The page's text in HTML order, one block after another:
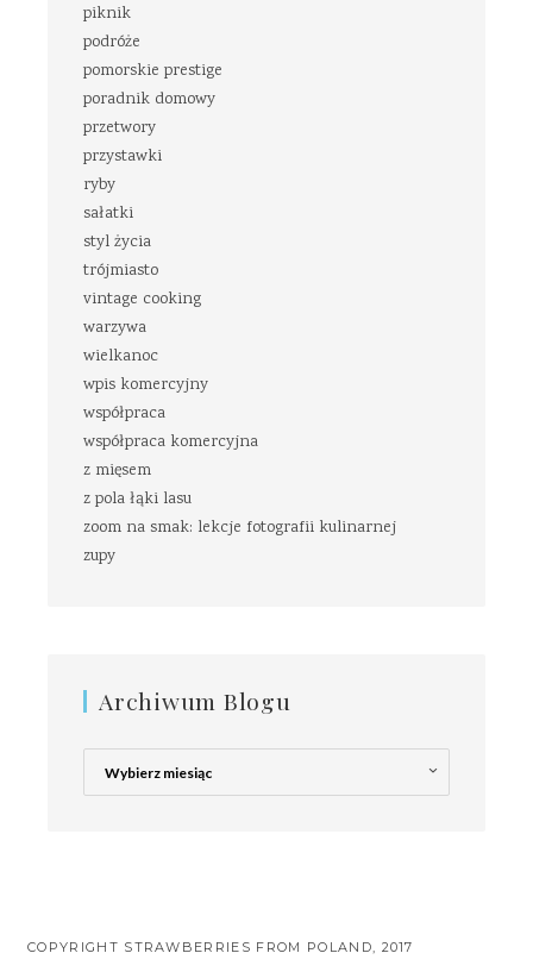
piknik
podróże
pomorskie prestige
poradnik domowy
przetwory
przystawki
ryby
sałatki
styl życia
trójmiasto
vintage cooking
warzywa
wielkanoc
wpis komercyjny
współpraca
współpraca komercyjna
z mięsem
z pola łąki lasu
zoom na smak: lekcje fotografii kulinarnej
zupy
Archiwum Blogu
Archiwum
Blogu
COPYRIGHT STRAWBERRIES FROM POLAND, 2017